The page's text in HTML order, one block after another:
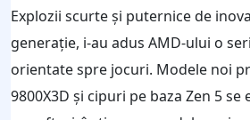
Explozii scurte și puternice de
generație, i-au adus AMD-ului o
orientate spre jocuri. Modele noi
9800X3D și cipuri pe baza Zen 5